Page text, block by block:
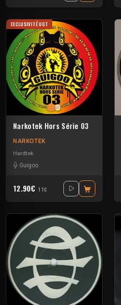
EXCLUSIVITÉ UGT
Narkotek Hors Série 03
NARKOTEK
Hardtek
Guigoo
12.90€ TTC